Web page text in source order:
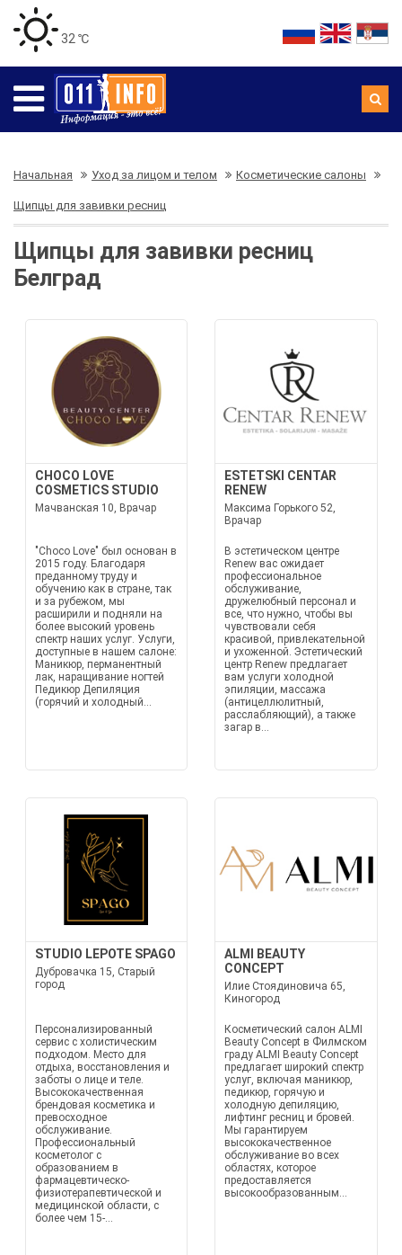
32 ℃
Начальная Уход за лицом и телом Косметические салоны
Щипцы для завивки ресниц
Щипцы для завивки ресниц
Белград
CHOCO LOVE
COSMETICS STUDIO
Мачванская 10, Врачар
"Choco Love" был основан в
2015 году. Благодаря
преданному труду и
обучению как в стране, так
и за рубежом, мы
расширили и подняли на
более высокий уровень
спектр наших услуг. Услуги,
доступные в нашем салоне:
Маникюр, перманентный
лак, наращивание ногтей
Педикюр Депиляция
(горячий и холодный...
ESTETSKI CENTAR
RENEW
Максима Горького 52,
Врачар
В эстетическом центре
Renew вас ожидает
профессиональное
обслуживание,
дружелюбный персонал и
все, что нужно, чтобы вы
чувствовали себя
красивой, привлекательной
и ухоженной. Эстетический
центр Renew предлагает
вам услуги холодной
эпиляции, массажа
(антицеллюлитный,
расслабляющий), а также
загар в...
STUDIO LEPOTE SPAGO
Дубровачка 15, Старый
город
Персонализированный
сервис с холистическим
подходом. Место для
отдыха, восстановления и
заботы о лице и теле.
Высококачественная
брендовая косметика и
превосходное
обслуживание.
Профессиональный
косметолог с
образованием в
фармацевтическо-
физиотерапевтической и
медицинской области, с
более чем 15-...
ALMI BEAUTY
CONCEPT
Илие Стоядиновича 65,
Киногород
Косметический салон ALMI
Beauty Concept в Филмском
граду ALMI Beauty Concept
предлагает широкий спектр
услуг, включая маникюр,
педикюр, горячую и
холодную депиляцию,
лифтинг ресниц и бровей.
Мы гарантируем
высококачественное
обслуживание во всех
областях, которое
предоставляется
высокообразованным...